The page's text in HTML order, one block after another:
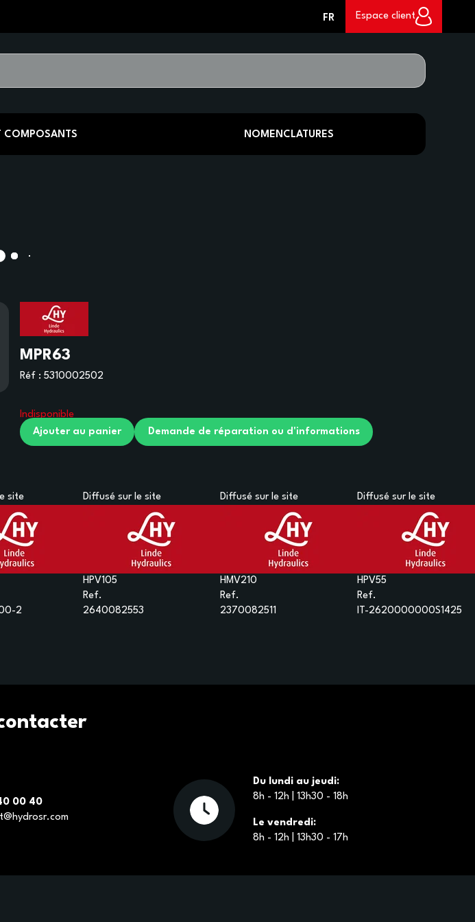
FR Espace client
COMPOSANTS NOMENCLATURES
MPR63
Réf : 5310002502
Indisponible
Ajouter au panier
Demande de réparation ou d'informations
site
2
Diffusé sur le site
HPV105
Ref.
2640082553
Diffusé sur le site
HMV210
Ref.
2370082511
Diffusé sur le site
HPV55
Ref.
IT-2620000000S1425
00 40
Du lundi au jeudi:
8h - 12h | 13h30 - 18h
Le vendredi:
8h - 12h | 13h30 - 17h